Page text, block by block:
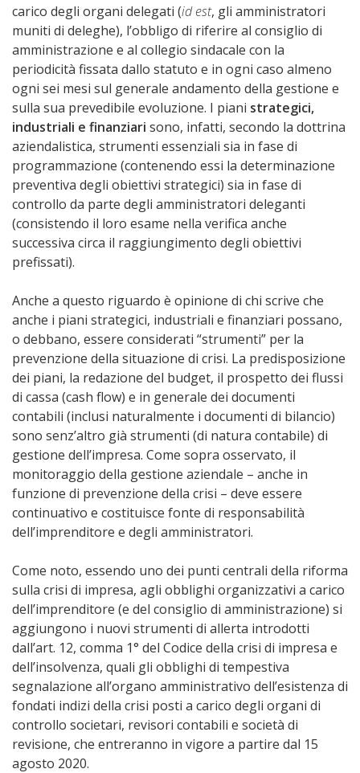
carico degli organi delegati (id est, gli amministratori
muniti di deleghe), l’obbligo di riferire al consiglio di
amministrazione e al collegio sindacale con la
periodicità fissata dallo statuto e in ogni caso almeno
ogni sei mesi sul generale andamento della gestione e
sulla sua prevedibile evoluzione. I piani strategici,
industriali e finanziari sono, infatti, secondo la dottrina
aziendalistica, strumenti essenziali sia in fase di
programmazione (contenendo essi la determinazione
preventiva degli obiettivi strategici) sia in fase di
controllo da parte degli amministratori deleganti
(consistendo il loro esame nella verifica anche
successiva circa il raggiungimento degli obiettivi
prefissati).
Anche a questo riguardo è opinione di chi scrive che
anche i piani strategici, industriali e finanziari possano,
o debbano, essere considerati “strumenti” per la
prevenzione della situazione di crisi. La predisposizione
dei piani, la redazione del budget, il prospetto dei flussi
di cassa (cash flow) e in generale dei documenti
contabili (inclusi naturalmente i documenti di bilancio)
sono senz’altro già strumenti (di natura contabile) di
gestione dell’impresa. Come sopra osservato, il
monitoraggio della gestione aziendale – anche in
funzione di prevenzione della crisi – deve essere
continuativo e costituisce fonte di responsabilità
dell’imprenditore e degli amministratori.
Come noto, essendo uno dei punti centrali della riforma
sulla crisi di impresa, agli obblighi organizzativi a carico
dell’imprenditore (e del consiglio di amministrazione) si
aggiungono i nuovi strumenti di allerta introdotti
dall’art. 12, comma 1° del Codice della crisi di impresa e
dell’insolvenza, quali gli obblighi di tempestiva
segnalazione all’organo amministrativo dell’esistenza di
fondati indizi della crisi posti a carico degli organi di
controllo societari, revisori contabili e società di
revisione, che entreranno in vigore a partire dal 15
agosto 2020.